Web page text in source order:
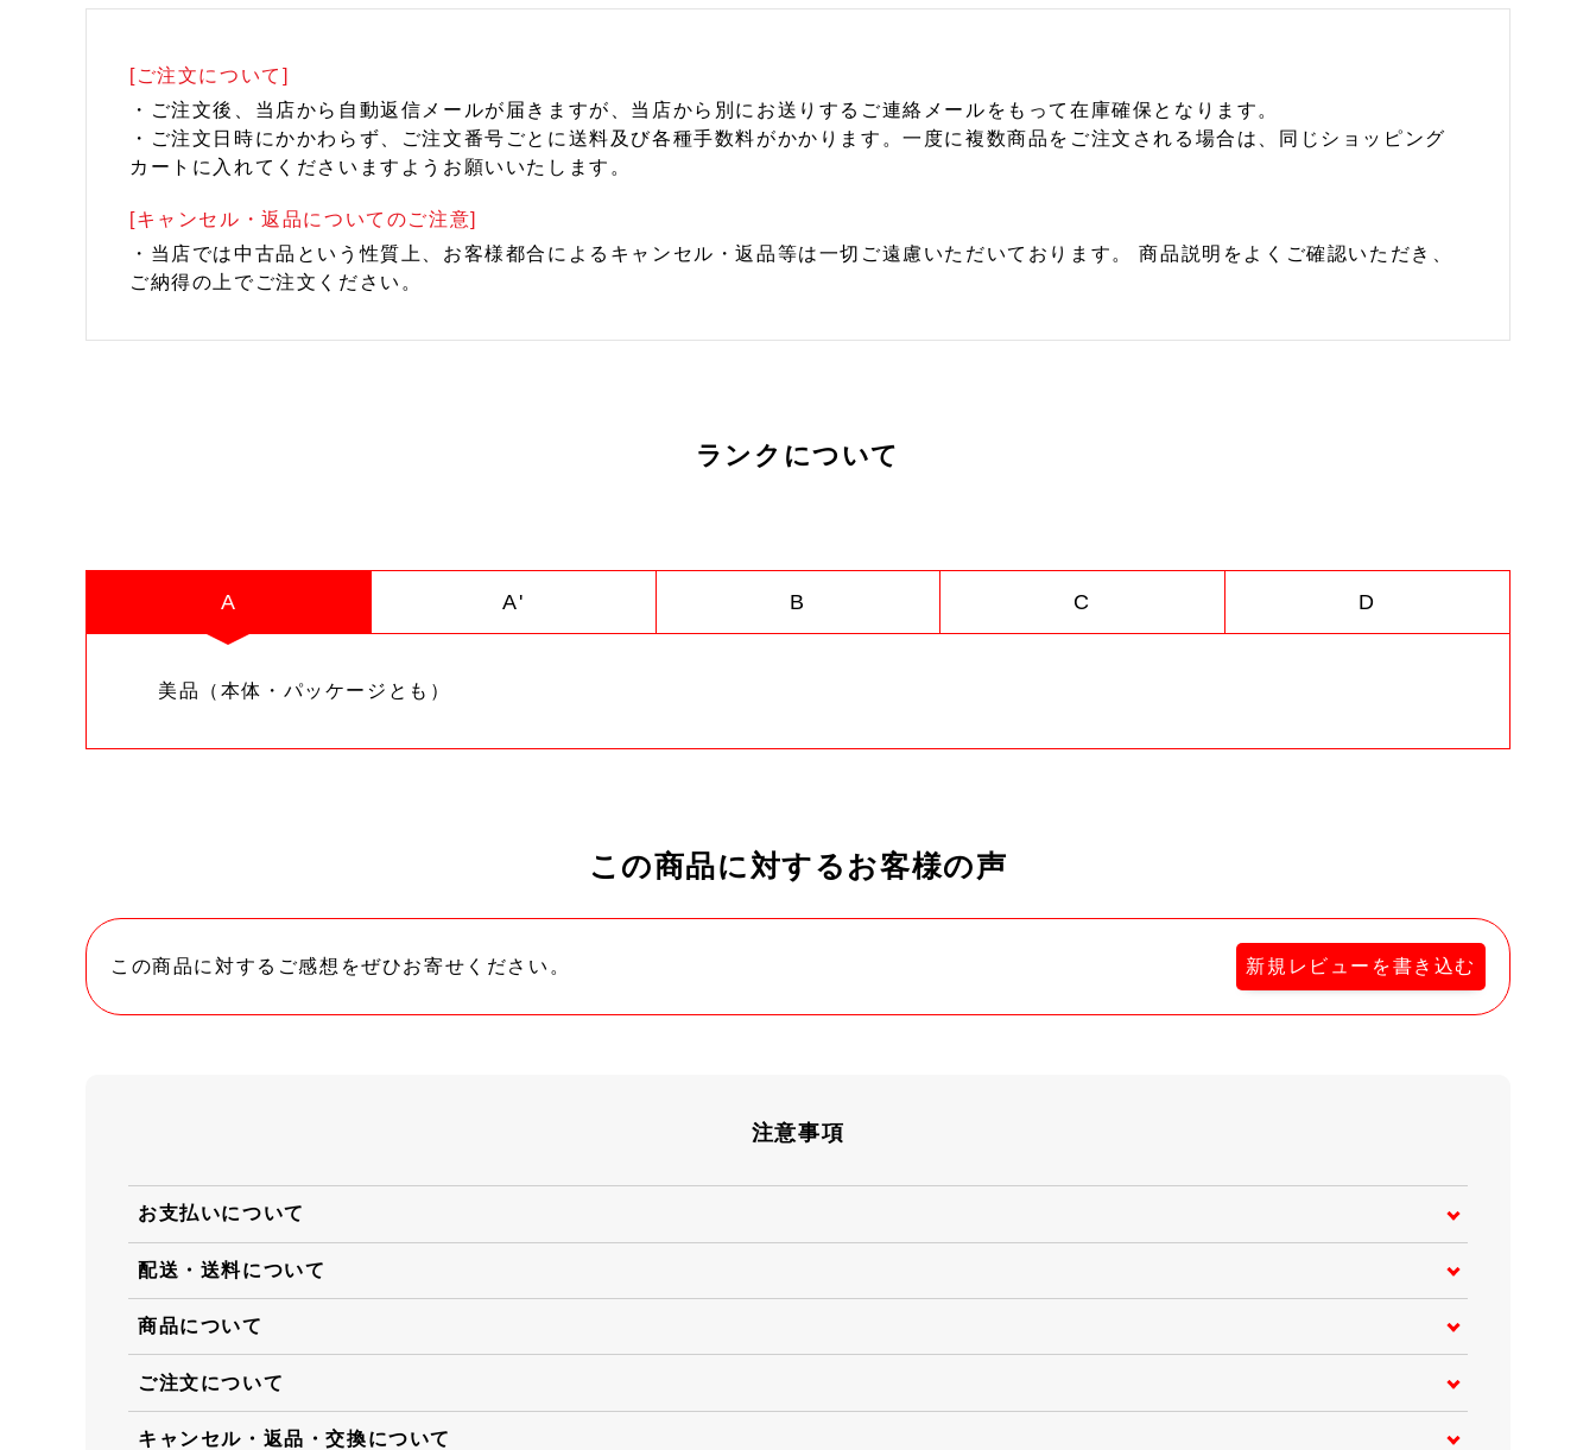
[ご注文について]
・ご注文後、当店から自動返信メールが届きますが、当店から別にお送りするご連絡メールをもって在庫確保となります。
・ご注文日時にかかわらず、ご注文番号ごとに送料及び各種手数料がかかります。一度に複数商品をご注文される場合は、同じショッピング
カートに入れてくださいますようお願いいたします。
[キャンセル・返品についてのご注意]
・当店では中古品という性質上、お客様都合によるキャンセル・返品等は一切ご遠慮いただいております。 商品説明をよくご確認いただき、
ご納得の上でご注文ください。
ランクについて
A A' B C D
美品（本体・パッケージとも）
この商品に対するお客様の声
この商品に対するご感想をぜひお寄せください。 新規レビューを書き込む
注意事項
お支払いについて
配送・送料について
商品について
ご注文について
キャンセル・返品・交換について